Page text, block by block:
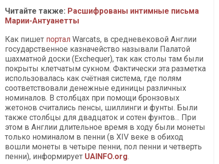
Читайте также: Расшифрованы интимные письма
Марии-Антуанетты
Как пишет портал Warcats, в средневековой Англии
государственное казначейство называли Палатой
шахматной доски (Exchequer), так как столы там были
покрыты клетчатым сукном. Фактически эта разметка
использовалась как счётная система, где полям
соответствовали денежные единицы различных
номиналов. В столбцах при помощи бронзовых
жетонов считались пенсы, шиллинги и фунты. Были
также столбцы для двадцаток и сотен фунтов... При
этом в Англии длительное время в ходу были монеты
только номиналом в пенни (в XIV веке в обиход
вошли монеты в четыре пенни, пол пенни и четверть
пенни), информирует UAINFO.org.